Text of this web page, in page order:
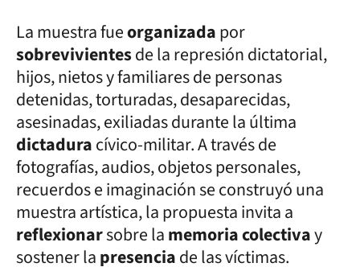
La muestra fueorganizadapor
sobrevivientesde la represión dictatorial,
hijos, nietos y familiares de personas
detenidas, torturadas, desaparecidas,
asesinadas, exiliadas durante la última
dictaduracívico-militar. A través de
fotografías, audios, objetos personales,
recuerdos e imaginación se construyó una
muestra artística, la propuesta invita a
reflexionarsobre lamemoria colectivay
sostener lapresenciade las víctimas.